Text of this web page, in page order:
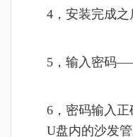
4，安装完成之
5，输入密码
6，密码输入
U盘内的沙发管